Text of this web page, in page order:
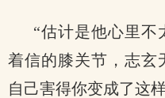
“估计是他心里不
着信的膝关节，志玄
自己害得你变成了这